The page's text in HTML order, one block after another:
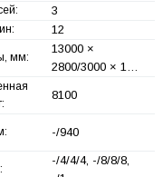
3
12
мм:
13000 ×
2800/3000 × 1…
8100
-/940
-/4/4/4, -/8/8/8,